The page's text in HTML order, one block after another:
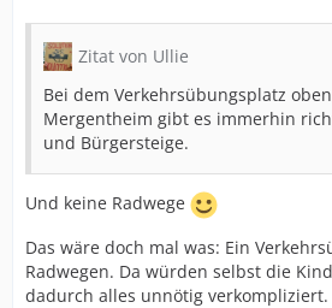
Zitat von Ullie
Bei dem Verkehrsübungsplatz
Mergentheim gibt es immerhin
und Bürgersteige.
Und keine Radwege
Das wäre doch mal was: Ein
Radwegen. Da würden selbst die
dadurch alles unnötig verkompliziert.